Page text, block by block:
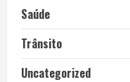
Saúde
Trânsito
Uncategorized